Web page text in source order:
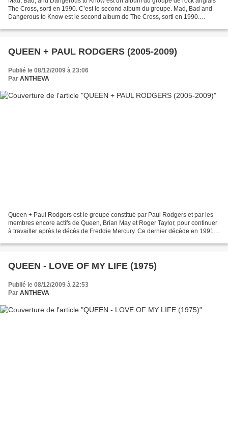
The Cross, sorti en 1990. C’est le second album du groupe. Mad, Bad and
Dangerous to Know est le second album de The Cross, sorti en 1990.
QUEEN + PAUL RODGERS (2005-2009)
Publié le 08/12/2009 à 23:06
Par ANTHEVA
Queen + Paul Rodgers est le groupe constitué par Paul Rodgers et par les
membres encore actifs de Queen, Brian May et Roger Taylor, pour continuer
à travailler après le décès de Freddie Mercury. Ce dernier décède en 1991 :
QUEEN - LOVE OF MY LIFE (1975)
Publié le 08/12/2009 à 22:53
Par ANTHEVA